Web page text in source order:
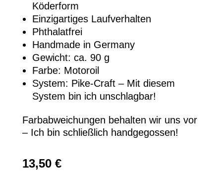
Köderform
Einzigartiges Laufverhalten
Phthalatfrei
Handmade in Germany
Gewicht: ca. 90 g
Farbe: Motoroil
System: Pike-Craft – Mit diesem
System bin ich unschlagbar!
Farbabweichungen behalten wir uns vor
– Ich bin schließlich handgegossen!
13,50 €